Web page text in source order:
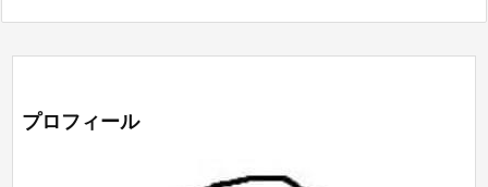
プロフィール